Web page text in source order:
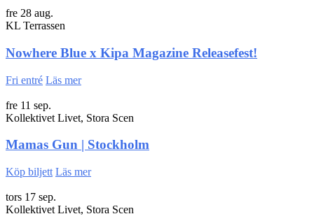
fre 28 aug.
KL Terrassen
Nowhere Blue x Kipa Magazine Releasefest!
Fri entré Läs mer
fre 11 sep.
Kollektivet Livet, Stora Scen
Mamas Gun | Stockholm
Köp biljett Läs mer
tors 17 sep.
Kollektivet Livet, Stora Scen